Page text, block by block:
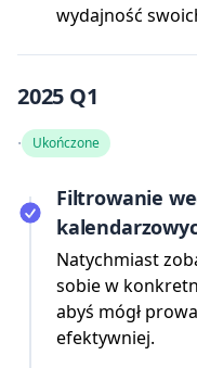
wydajność
2025 Q1
· Ukończone
Filtrowanie
Natychmiast
sobie w
abyś mógł
efektywniej.